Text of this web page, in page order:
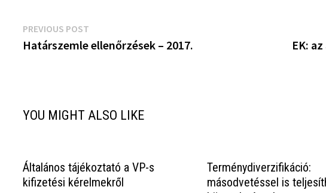
Bejegyzés
navigáció
PREVIOUS POST
post:
Határszemle ellenőrzések – 2017.
EK:
YOU MIGHT ALSO LIKE
Általános tájékoztató a VP-s
kifizetési kérelmekről
Terménydiverzifikáció:
másodvetéssel is